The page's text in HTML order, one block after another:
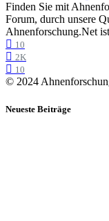
Finden Sie mit
Forum, durch unsere
Ahnenforschung.Net
10
2K
10
© 2024
Neueste Beiträge